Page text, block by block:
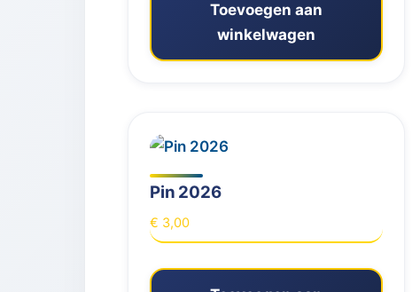
Toevoegen aan
winkelwagen
Pin 2026
€ 3,00